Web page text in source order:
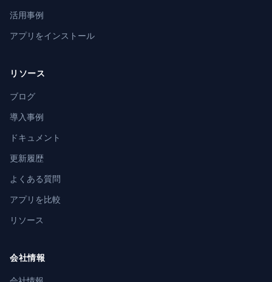
活用事例
アプリをインストール
リソース
ブログ
導入事例
ドキュメント
更新履歴
よくある質問
アプリを比較
リソース
会社情報